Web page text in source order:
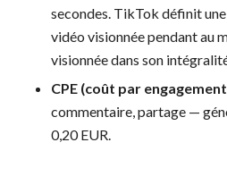
secondes. TikTok définit une
vidéo visionnée pendant au
visionnée dans son
CPE (coût par
commentaire, partage —
0,20 EUR.